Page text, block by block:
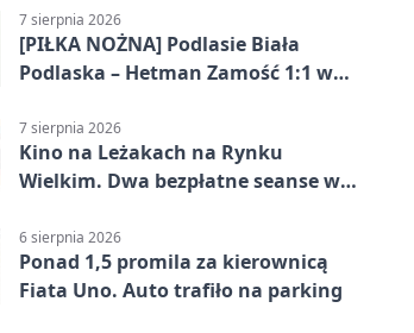
7 sierpnia 2026
[PIŁKA NOŻNA] Podlasie Biała
Podlaska – Hetman Zamość 1:1 w
podział punktów po bezbramkowej
pierwszej połowie
7 sierpnia 2026
Kino na Leżakach na Rynku
Wielkim. Dwa bezpłatne seanse w
6 sierpnia 2026
Ponad 1,5 promila za kierownicą
Fiata Uno. Auto trafiło na parking